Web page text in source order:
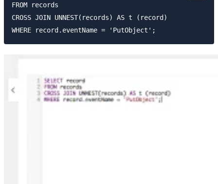
FROM records
CROSS JOIN UNNEST(records) AS t (record)